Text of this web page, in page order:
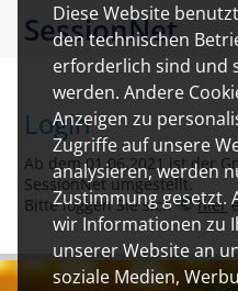
Diese Website
den technischen
erforderlich sind und
werden. Andere
Anzeigen zu
Zugriffe auf unsere
analysieren, werden
Zustimmung gesetzt.
wir Informationen zu
unserer Website an
soziale Medien,
SessionNet
Login
Ab dem 01.06.2021 ist der
SessionNet umgestellt.
Bitte loggen Sie sich
hier